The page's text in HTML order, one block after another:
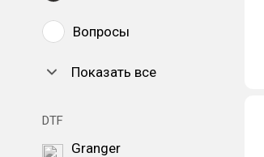
Вопросы
Показать все
DTF
Granger